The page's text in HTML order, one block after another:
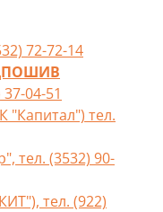
72-72-14
04-51
"Капитал") тел.
тел. (3532) 90-
тел. (922)